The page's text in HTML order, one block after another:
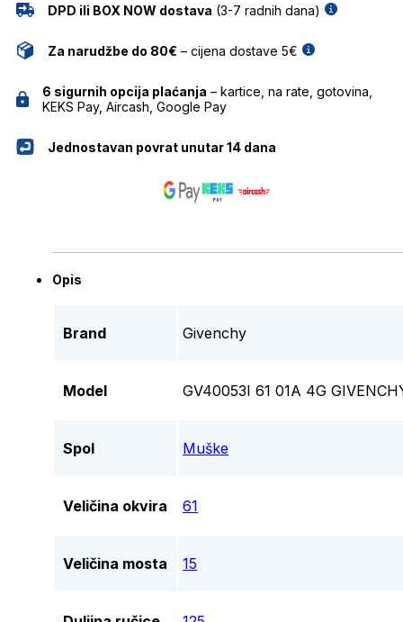
DPD ili BOX NOW dostava (3-7 radnih dana)
Za narudžbe do 80€ – cijena dostave 5€
6 sigurnih opcija plaćanja – kartice, na rate, gotovina,
KEKS Pay, Aircash, Google Pay
Jednostavan povrat unutar 14 dana
Opis
Brand Givenchy
Model GV40053I 61 01A 4G
Spol Muške
Veličina okvira 61
Veličina mosta 15